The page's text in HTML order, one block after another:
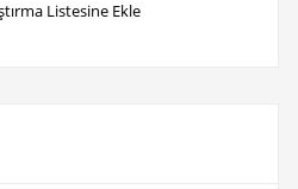
Listesine Ekle